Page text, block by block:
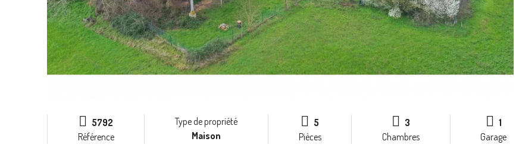
5792
Référence
Type de propriété
Maison
5
Pièces
3
Chambres
1
Garage